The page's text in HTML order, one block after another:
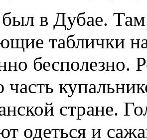
в Дубае.
таблички
бесполезно.
стране.
одеться и